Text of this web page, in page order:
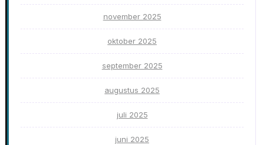
november 2025
oktober 2025
september 2025
augustus 2025
juli 2025
juni 2025